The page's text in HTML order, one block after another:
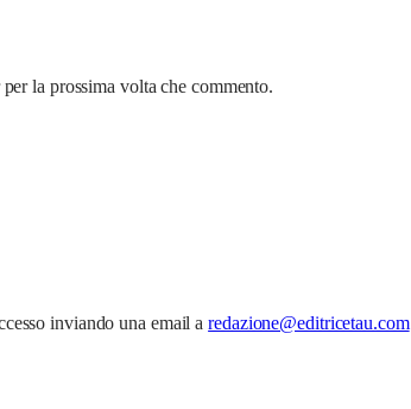
la prossima volta che commento.
inviando una email aredazione@editricetau.com